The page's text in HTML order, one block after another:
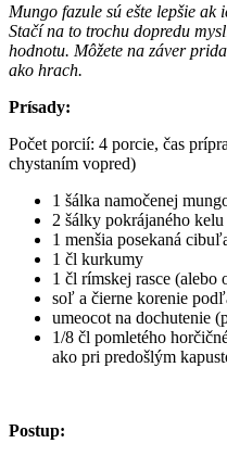
Mungo fazule sú ešte lepšie
Stačí na to trochu dopredu
hodnotu. Môžete na záver
ako hrach.
Prísady:
Počet porcií: 4 porcie, čas
chystaním vopred)
1 šálka namočenej
2 šálky pokrájaného kelu
1 menšia posekaná
1 čl kurkumy
1 čl rímskej rasce (alebo
soľ a čierne korenie
umeocot na dochutenie
1/8 čl pomletého
ako pri predošlým
Postup: